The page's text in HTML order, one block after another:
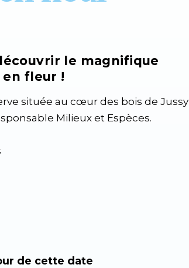
le magnifique
fleur !
située au cœur des bois de Jussy
Milieux et Espèces.
de cette date